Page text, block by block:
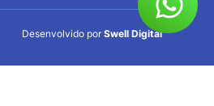
Desenvolvido por Swell Digital